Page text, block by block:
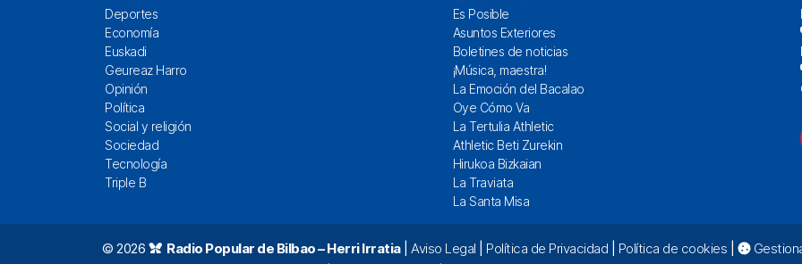
Deportes
Economía
Euskadi
Geureaz Harro
Opinión
Política
Social y religión
Sociedad
Tecnología
Triple B
Es Posible
Asuntos Exteriores
Boletines de noticias
¡Música, maestra!
La Emoción del Bacalao
Oye Cómo Va
La Tertulia Athletic
Athletic Beti Zurekin
Hirukoa Bizkaian
La Traviata
La Santa Misa
© 2026 Radio Popular de Bilbao – Herri Irratia| Aviso Legal Política de Privacidad Política de cookies